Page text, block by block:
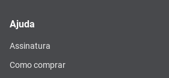
Ajuda
Assinatura
Como comprar